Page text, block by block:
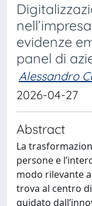
evidenze
panel di
Alessandro
2026-04-27
Abstract
La
persone e
modo rilevante
trova al centro
guidato